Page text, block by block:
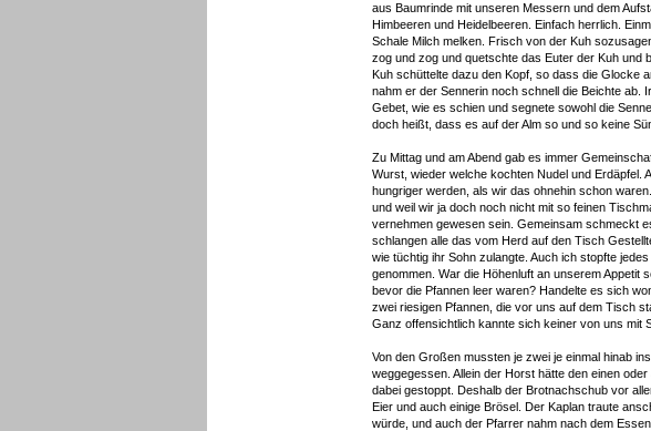
aus Baumrinde mit unseren Messern und dem
Himbeeren und Heidelbeeren. Einfach herrlich.
Schale Milch melken. Frisch von der Kuh
zog und zog und quetschte das Euter der Kuh und
Kuh schüttelte dazu den Kopf, so dass die Glocke
nahm er der Sennerin noch schnell die Beichte ab.
Gebet, wie es schien und segnete sowohl die
doch heißt, dass es auf der Alm so und so keine
Zu Mittag und am Abend gab es immer
Wurst, wieder welche kochten Nudel und Erdäpfel.
hungriger werden, als wir das ohnehin schon
und weil wir ja doch noch nicht mit so feinen
vernehmen gewesen sein. Gemeinsam schmeckt
schlangen alle das vom Herd auf den Tisch
wie tüchtig ihr Sohn zulangte. Auch ich stopfte
genommen. War die Höhenluft an unserem Appetit
bevor die Pfannen leer waren? Handelte es sich
zwei riesigen Pfannen, die vor uns auf dem Tisch
Ganz offensichtlich kannte sich keiner von uns mit
Von den Großen mussten je zwei je einmal hinab
weggegessen. Allein der Horst hätte den einen
dabei gestoppt. Deshalb der Brotnachschub vor
Eier und auch einige Brösel. Der Kaplan traute
würde, und auch der Pfarrer nahm nach dem